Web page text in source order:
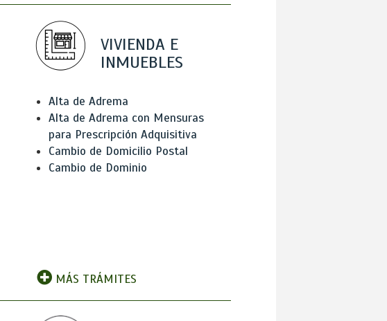
VIVIENDA E
INMUEBLES
Alta de Adrema
Alta de Adrema con Mensuras
para Prescripción Adquisitiva
Cambio de Domicilio Postal
Cambio de Dominio
MÁS TRÁMITES